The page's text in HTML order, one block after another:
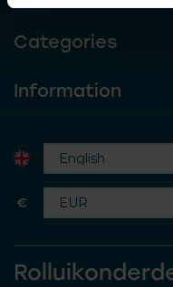
Categories
Information
€